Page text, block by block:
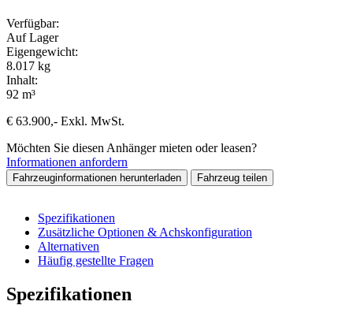
Verfügbar:
Auf Lager
Eigengewicht:
8.017 kg
Inhalt:
92 m³
€ 63.900,- Exkl. MwSt.
Möchten Sie diesen Anhänger mieten oder leasen?
Informationen anfordern
Fahrzeuginformationen herunterladen Fahrzeug teilen
Spezifikationen
Zusätzliche Optionen & Achskonfiguration
Alternativen
Häufig gestellte Fragen
Spezifikationen